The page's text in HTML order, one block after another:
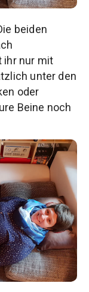
beiden
ihr nur mit
unter den
oder
Beine noch